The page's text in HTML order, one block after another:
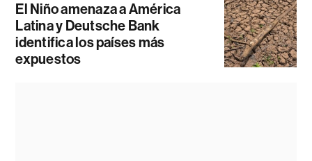
El Niño amenaza a América
Latina y Deutsche Bank
identifica los países más
expuestos